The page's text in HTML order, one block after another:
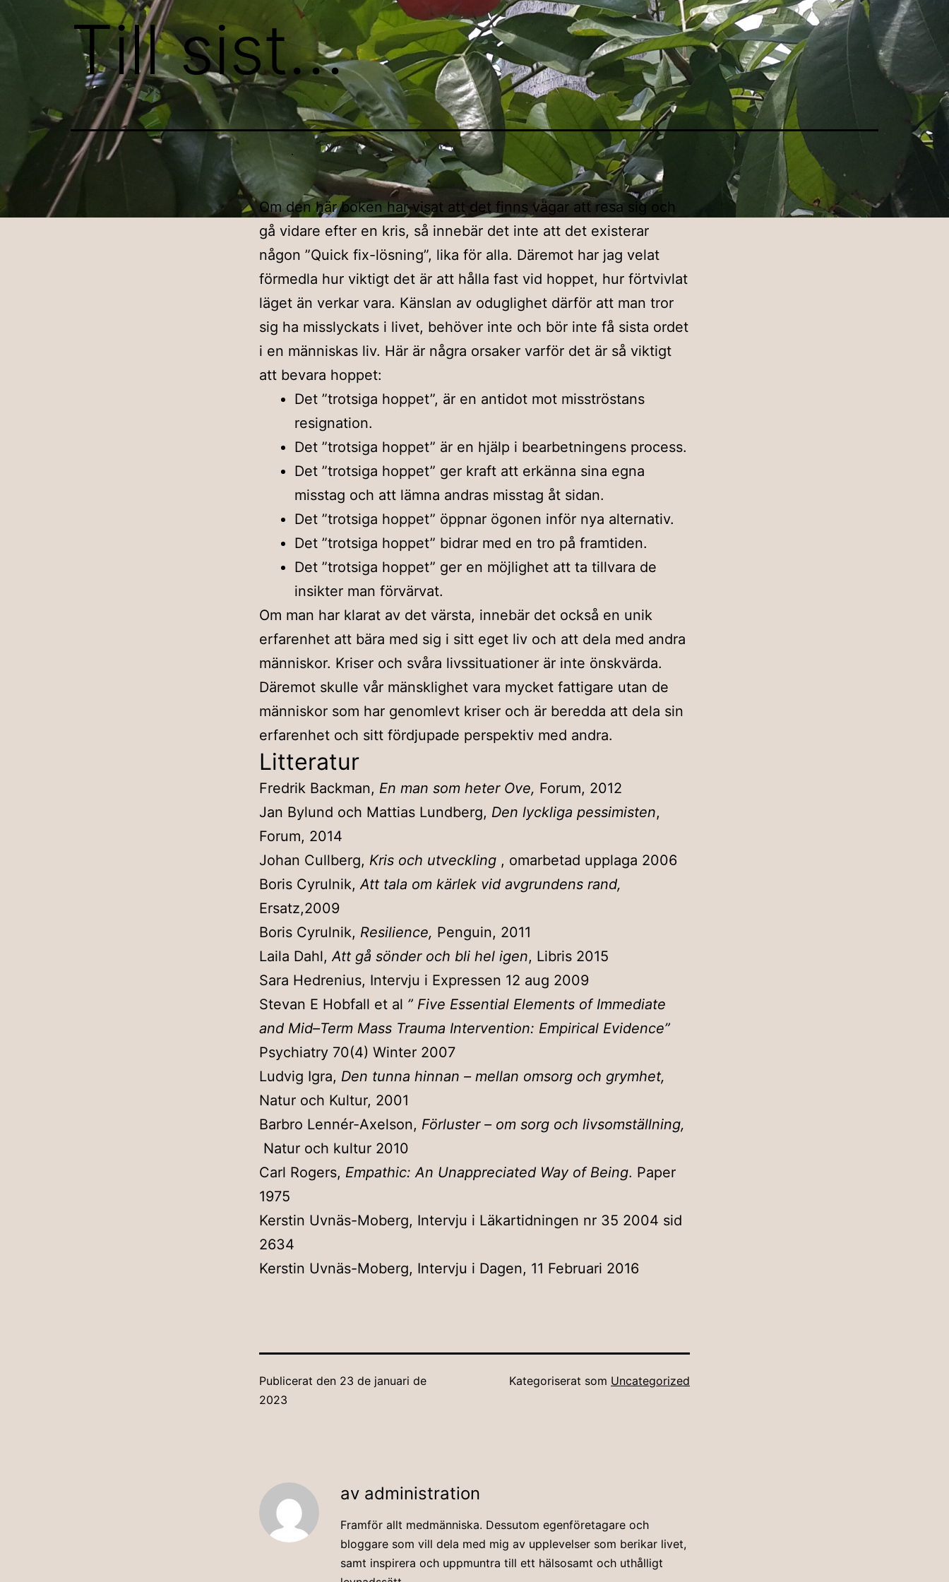
Till sist…
Om den här boken har visat att det finns vägar att resa sig och
gå vidare efter en kris, så innebär det inte att det existerar
någon ”Quick fix-lösning”, lika för alla. Däremot har jag velat
förmedla hur viktigt det är att hålla fast vid hoppet, hur förtvivlat
läget än verkar vara. Känslan av oduglighet därför att man tror
sig ha misslyckats i livet, behöver inte och bör inte få sista ordet
i en människas liv. Här är några orsaker varför det är så viktigt
att bevara hoppet:
Det ”trotsiga hoppet”, är en antidot mot misströstans
resignation.
Det ”trotsiga hoppet” är en hjälp i bearbetningens process.
Det ”trotsiga hoppet” ger kraft att erkänna sina egna
misstag och att lämna andras misstag åt sidan.
Det ”trotsiga hoppet” öppnar ögonen inför nya alternativ.
Det ”trotsiga hoppet” bidrar med en tro på framtiden.
Det ”trotsiga hoppet” ger en möjlighet att ta tillvara de
insikter man förvärvat.
Om man har klarat av det värsta, innebär det också en unik
erfarenhet att bära med sig i sitt eget liv och att dela med andra
människor. Kriser och svåra livssituationer är inte önskvärda.
Däremot skulle vår mänsklighet vara mycket fattigare utan de
människor som har genomlevt kriser och är beredda att dela sin
erfarenhet och sitt fördjupade perspektiv med andra.
Litteratur
Fredrik Backman, En man som heter Ove, Forum, 2012
Jan Bylund och Mattias Lundberg, Den lyckliga pessimisten,
Forum, 2014
Johan Cullberg, Kris och utveckling , omarbetad upplaga 2006
Boris Cyrulnik,Att tala om kärlek vid avgrundens rand,
Ersatz,2009
Boris Cyrulnik, Resilience, Penguin, 2011
Laila Dahl,Att gå sönder och bli hel igen, Libris 2015
Sara Hedrenius, Intervju i Expressen 12 aug 2009
Stevan E Hobfall et al ” Five Essential Elements of Immediate
and Mid–Term Mass Trauma Intervention: Empirical Evidence”
Psychiatry 70(4) Winter 2007
Ludvig Igra, Den tunna hinnan – mellan omsorg och grymhet,
Natur och Kultur, 2001
Barbro Lennér-Axelson, Förluster – om sorg och livsomställning,
Natur och kultur 2010
Carl Rogers, Empathic: An Unappreciated Way of Being. Paper
1975
Kerstin Uvnäs-Moberg, Intervju i Läkartidningen nr 35 2004 sid
2634
Kerstin Uvnäs-Moberg, Intervju i Dagen, 11 Februari 2016
Publicerat den 23 de januari de
2023
Kategoriserat som Uncategorized
av administration
Framför allt medmänniska. Dessutom egenföretagare och
bloggare som vill dela med mig av upplevelser som berikar livet,
samt inspirera och uppmuntra till ett hälsosamt och uthålligt